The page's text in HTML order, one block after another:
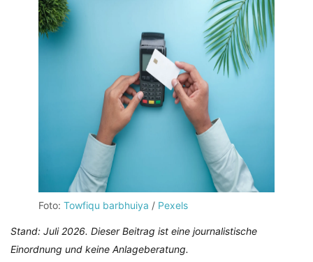
Foto: Towfiqu barbhuiya / Pexels
Stand: Juli 2026. Dieser Beitrag ist eine journalistische
Einordnung und keine Anlageberatung.